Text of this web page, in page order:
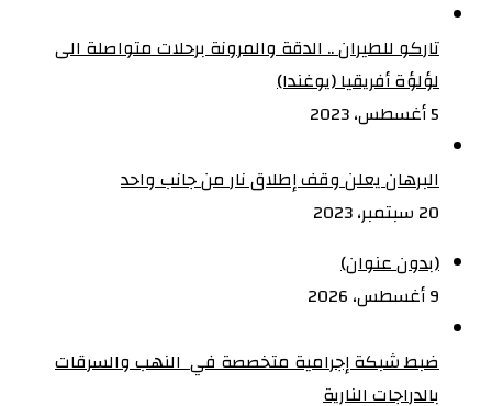
تاركو للطيران .. الدقة والمرونة برحلات متواصلة الى
لؤلؤة أفريقيا (يوغندا)
5 أغسطس، 2023
البرهان يعلن وقف إطلاق نار من جانب واحد
20 سبتمبر، 2023
(بدون عنوان)
9 أغسطس، 2026
ضبط شبكة إجرامية متخصصة في النهب والسرقات
بالدراجات النارية‏